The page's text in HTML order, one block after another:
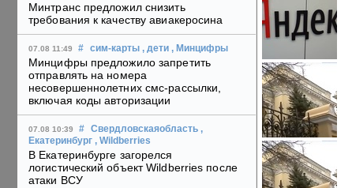
Минтранс предложил снизить
требования к качеству авиакеросина
07.08 11:49 # сим-карты , дети , Минцифры
Минцифры предложило запретить
отправлять на номера
несовершеннолетних смс-рассылки,
включая коды авторизации
07.08 10:39 # Свердловскаяобласть ,
Екатеринбург , Wildberries
В Екатеринбурге загорелся
логистический объект Wildberries после
атаки ВСУ